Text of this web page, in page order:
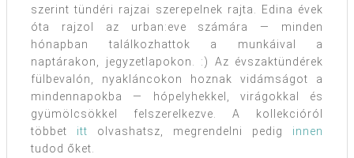
szerint tündéri rajzai szerepelnek rajta. Edina évek
óta rajzol az urban:eve számára — minden
hónapban találkozhattok a munkáival a
naptárakon, jegyzetlapokon. :) Az évszaktündérek
fülbevalón, nyakláncokon hoznak vidámságot a
mindennapokba — hópelyhekkel, virágokkal és
gyümölcsökkel felszerelkezve. A kollekcióról
többet itt olvashatsz, megrendelni pedig innen
tudod őket.